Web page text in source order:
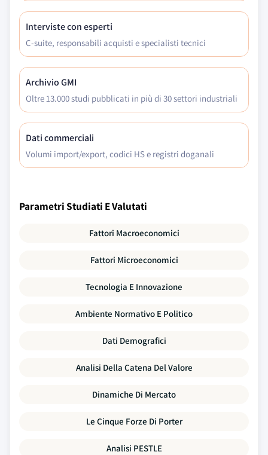
Interviste con esperti
C-suite, responsabili acquisti e specialisti tecnici
Archivio GMI
Oltre 13.000 studi pubblicati in più di 30 settori industriali
Dati commerciali
Volumi import/export, codici HS e registri doganali
Parametri Studiati E Valutati
Fattori Macroeconomici
Fattori Microeconomici
Tecnologia E Innovazione
Ambiente Normativo E Politico
Dati Demografici
Analisi Della Catena Del Valore
Dinamiche Di Mercato
Le Cinque Forze Di Porter
Analisi PESTLE